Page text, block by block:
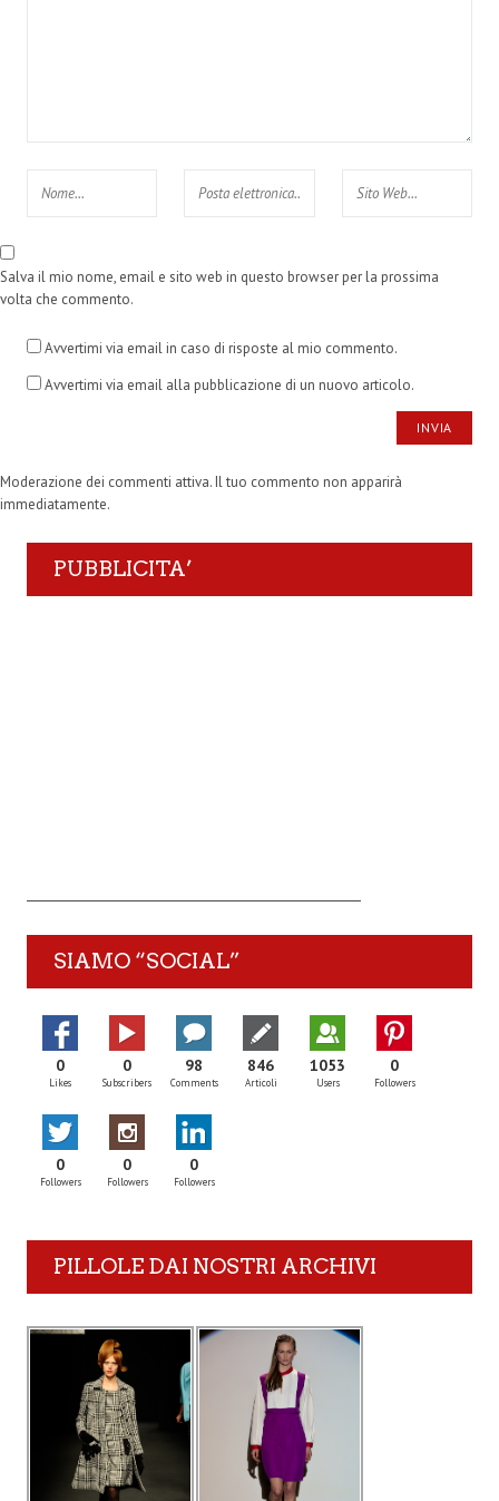
Salva il mio nome, email e sito web in questo browser per la prossima
volta che commento.
Avvertimi via email in caso di risposte al mio commento.
Avvertimi via email alla pubblicazione di un nuovo articolo.
Moderazione dei commenti attiva. Il tuo commento non apparirà
immediatamente.
PUBBLICITA’
SIAMO “SOCIAL”
0
Likes
0
Subscribers
98
Comments
846
Articoli
1053
Users
0
Followers
0
Followers
0
Followers
0
Followers
PILLOLE DAI NOSTRI ARCHIVI